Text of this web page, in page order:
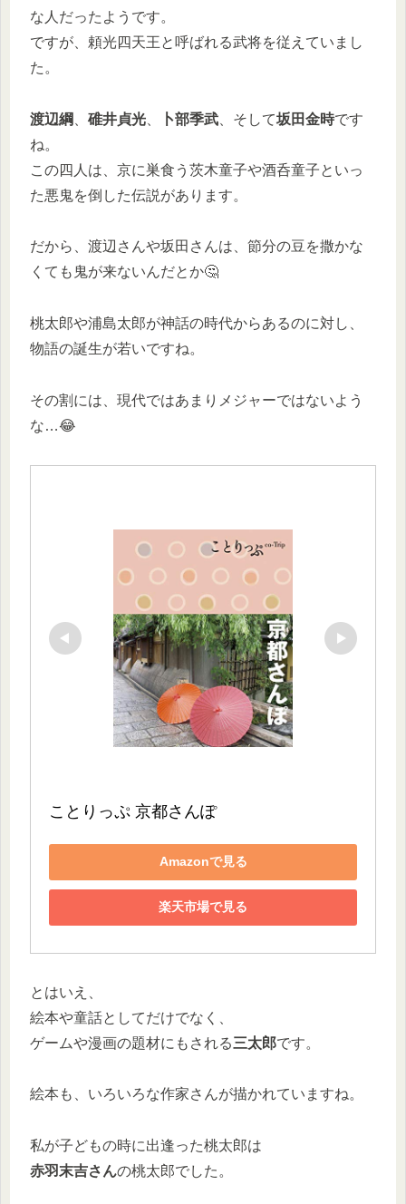
な人だったようです。
ですが、頼光四天王と呼ばれる武将を従えていまし
た。
渡辺綱 碓井貞光 卜部季武 、そして坂田金時です
ね。
この四人は、京に巣食う茨木童子や酒呑童子といっ
た悪鬼を倒した伝説があります。
だから、渡辺さんや坂田さんは、節分の豆を撒かな
くても鬼が来ないんだとか🤔
桃太郎や浦島太郎が神話の時代からあるのに対し、
物語の誕生が若いですね。
その割には、現代ではあまりメジャーではないよう
な…😂
ことりっぷ 京都さんぽ
Amazonで見る
楽天市場で見る
とはいえ、
絵本や童話としてだけでなく、
ゲームや漫画の題材にもされる三太郎です。
絵本も、いろいろな作家さんが描かれていますね。
私が子どもの時に出逢った桃太郎は
赤羽末吉さんの桃太郎でした。